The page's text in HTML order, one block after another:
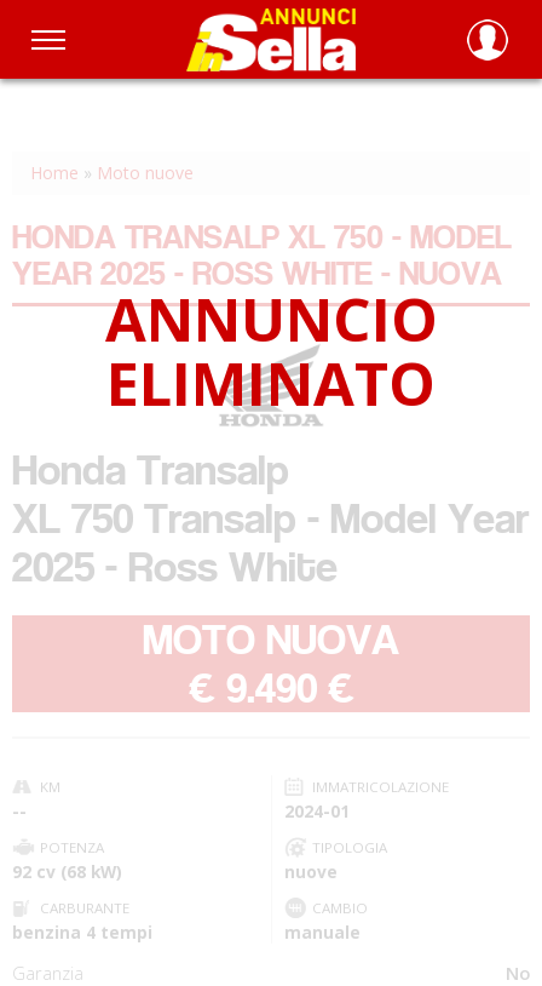
Salta
principale
Home » Moto nuove
HONDA TRANSALP XL 750 - MODEL
YEAR 2025 - ROSS WHITE - NUOVA
Honda Transalp
XL 750 Transalp - Model Year
2025 - Ross White
MOTO NUOVA
€ 9.490 €
KM
--
IMMATRICOLAZIONE
2024-01
POTENZA
92 cv (68 kW)
TIPOLOGIA
nuove
CARBURANTE
benzina 4 tempi
CAMBIO
manuale
Garanzia
No